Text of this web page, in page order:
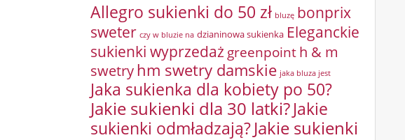
Allegro sukienki do 50 zł bluzę bonprix
sweter czy w bluzie na dzianinowa sukienka Eleganckie
sukienki wyprzedaż greenpointh & m
swetryhm swetry damskie jaka bluza jest
Jaka sukienka dla kobiety po 50?
Jakie sukienki dla 30 latki?Jakie
sukienki odmładzają?Jakie sukienki